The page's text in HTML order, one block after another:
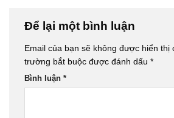
Để lại một bình luận
Email của bạn sẽ không được hiển thị
trường bắt buộc được đánh dấu *
Bình luận *